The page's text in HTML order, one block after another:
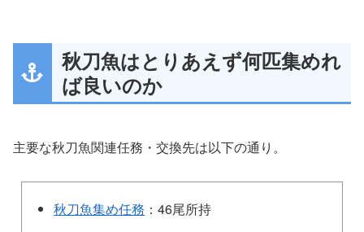
秋刀魚はとりあえず何匹集めれ
ば良いのか
主要な秋刀魚関連任務・交換先は以下の通り。
秋刀魚集め任務 ：46尾所持